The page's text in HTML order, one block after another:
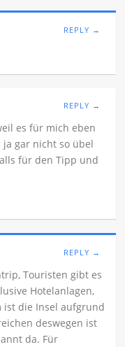
REPLY →
REPLY →
es für mich eben
ja gar nicht so übel
für den Tipp und
REPLY →
Touristen gibt es
Hotelanlagen,
ist die Insel aufgrund
deswegen ist
da. Für